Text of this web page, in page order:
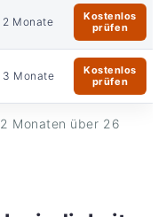
2 Monate
Kostenlos
prüfen
3 Monate
Kostenlos
prüfen
Monaten über 26